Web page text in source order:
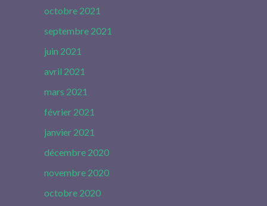
octobre 2021
septembre 2021
juin 2021
avril 2021
mars 2021
février 2021
janvier 2021
décembre 2020
novembre 2020
octobre 2020